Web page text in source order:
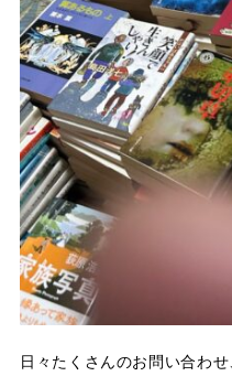
日々たくさんのお問い合わ